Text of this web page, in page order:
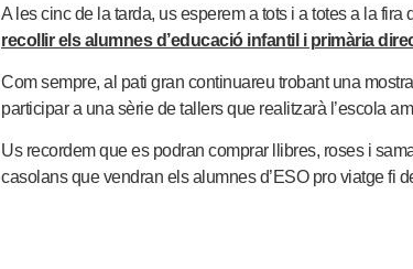
A les cinc de la tarda, us esperem a tots i a totes a la
recollir els alumnes d’educació infantil i primària
Com sempre, al pati gran continuareu trobant una
participar a una sèrie de tallers que realitzarà l’escola
Us recordem que es podran comprar llibres, roses i
casolans que vendran els alumnes d’ESO pro viatge fi